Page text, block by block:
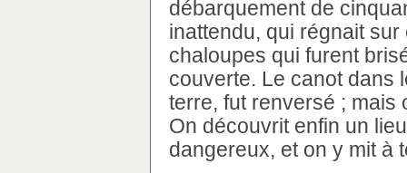
débarquement de
inattendu, qui régnait
chaloupes qui furent
couverte. Le canot dans
terre, fut renversé ; mais
On découvrit enfin un
dangereux, et on y mit à